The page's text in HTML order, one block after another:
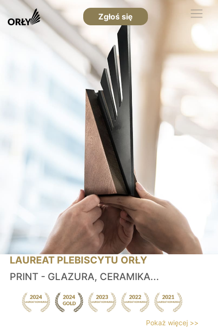
Zgłoś się
LAUREAT PLEBISCYTU ORŁY
PRINT - GLAZURA, CERAMIKA...
Pokaż więcej >>